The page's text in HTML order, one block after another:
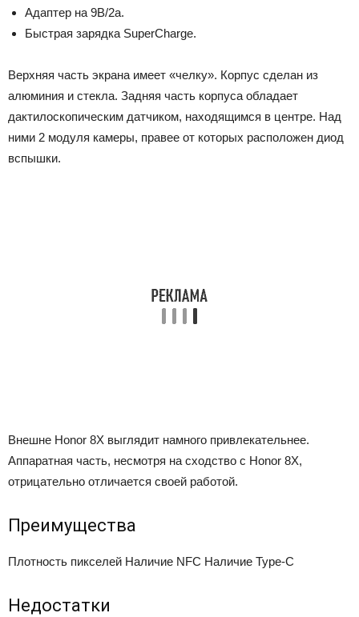
Адаптер на 9В/2а.
Быстрая зарядка SuperCharge.
Верхняя часть экрана имеет «челку». Корпус сделан из
алюминия и стекла. Задняя часть корпуса обладает
дактилоскопическим датчиком, находящимся в центре. Над
ними 2 модуля камеры, правее от которых расположен диод
вспышки.
Внешне Honor 8X выглядит намного привлекательнее.
Аппаратная часть, несмотря на сходство с Honor 8X,
отрицательно отличается своей работой.
Преимущества
Плотность пикселей Наличие NFC Наличие Type-C
Недостатки